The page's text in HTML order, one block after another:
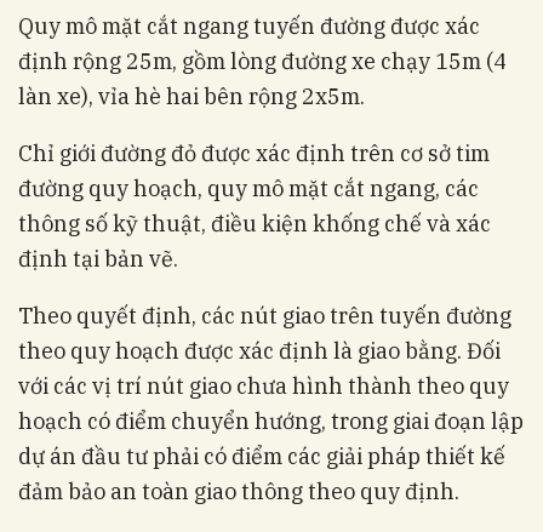
Quy mô mặt cắt ngang tuyến đường được xác
định rộng 25m, gồm lòng đường xe chạy 15m (4
làn xe), vỉa hè hai bên rộng 2x5m.
Chỉ giới đường đỏ được xác định trên cơ sở tim
đường quy hoạch, quy mô mặt cắt ngang, các
thông số kỹ thuật, điều kiện khống chế và xác
định tại bản vẽ.
Theo quyết định, các nút giao trên tuyến đường
theo quy hoạch được xác định là giao bằng. Đối
với các vị trí nút giao chưa hình thành theo quy
hoạch có điểm chuyển hướng, trong giai đoạn lập
dự án đầu tư phải có điểm các giải pháp thiết kế
đảm bảo an toàn giao thông theo quy định.